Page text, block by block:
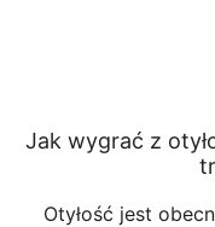
Jak wygrać z
Otyłość jest